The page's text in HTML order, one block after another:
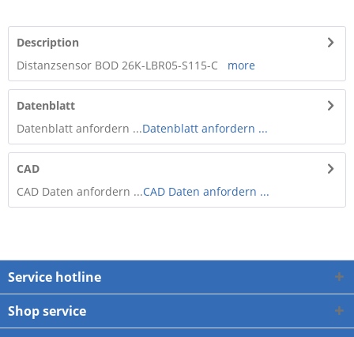
Description
Distanzsensor BOD 26K-LBR05-S115-C more
Datenblatt
Datenblatt anfordern ...Datenblatt anfordern ...
CAD
CAD Daten anfordern ...CAD Daten anfordern ...
Service hotline
Shop service